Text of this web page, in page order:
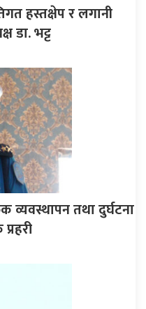
हस्तक्षेप र लगानी
डा. भट्ट
व्यवस्थापन तथा दुर्घटना